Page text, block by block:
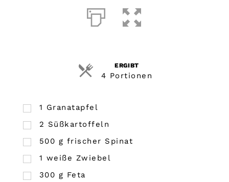
ERGIBT
4 Portionen
1 Granatapfel
2 Süßkartoffeln
500 g frischer Spinat
1 weiße Zwiebel
300 g Feta